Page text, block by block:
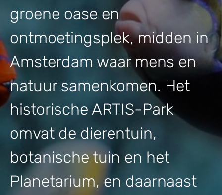
groene oase en
ontmoetingsplek, midden in
Amsterdam waar mens en
natuur samenkomen. Het
historische ARTIS-Park
omvat de dierentuin,
botanische tuin en het
Planetarium, en daarnaast